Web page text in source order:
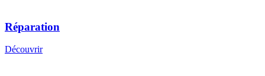
Réparation
Découvrir